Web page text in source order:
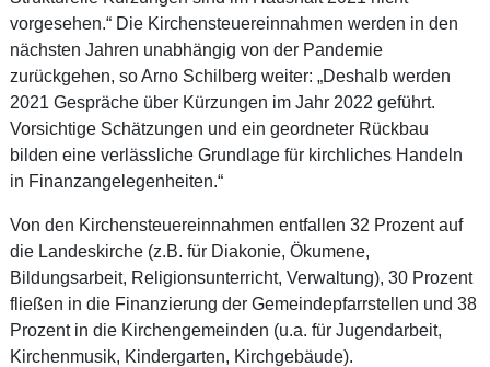
vorgesehen.“ Die Kirchensteuereinnahmen werden in den
nächsten Jahren unabhängig von der Pandemie
zurückgehen, so Arno Schilberg weiter: „Deshalb werden
2021 Gespräche über Kürzungen im Jahr 2022 geführt.
Vorsichtige Schätzungen und ein geordneter Rückbau
bilden eine verlässliche Grundlage für kirchliches Handeln
in Finanzangelegenheiten.“
Von den Kirchensteuereinnahmen entfallen 32 Prozent auf
die Landeskirche (z.B. für Diakonie, Ökumene,
Bildungsarbeit, Religionsunterricht, Verwaltung), 30 Prozent
fließen in die Finanzierung der Gemeindepfarrstellen und 38
Prozent in die Kirchengemeinden (u.a. für Jugendarbeit,
Kirchenmusik, Kindergarten, Kirchgebäude).